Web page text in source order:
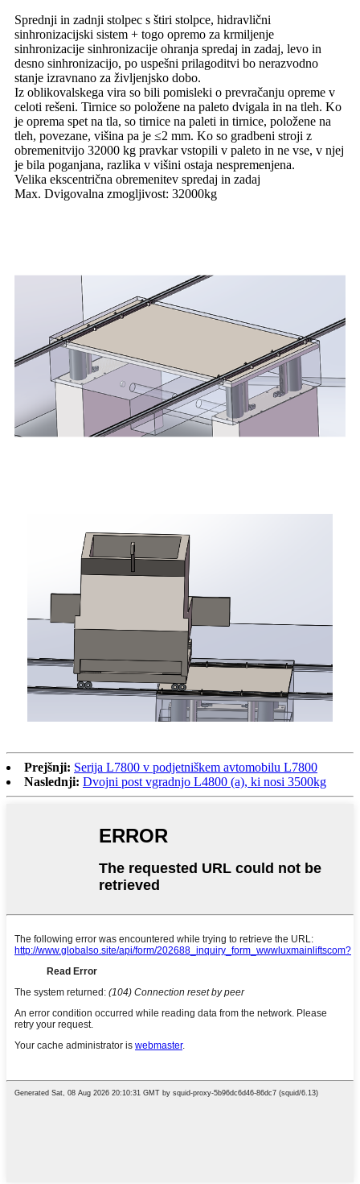
Sprednji in zadnji stolpec s štiri stolpce, hidravlični
sinhronizacijski sistem + togo opremo za krmiljenje
sinhronizacije sinhronizacije ohranja spredaj in zadaj, levo in
desno sinhronizacijo, po uspešni prilagoditvi bo nerazvodno
stanje izravnano za življenjsko dobo.
Iz oblikovalskega vira so bili pomisleki o prevračanju opreme v
celoti rešeni. Tirnice so položene na paleto dvigala in na tleh. Ko
je oprema spet na tla, so tirnice na paleti in tirnice, položene na
tleh, povezane, višina pa je ≤2 mm. Ko so gradbeni stroji z
obremenitvijo 32000 kg pravkar vstopili v paleto in ne vse, v njej
je bila poganjana, razlika v višini ostaja nespremenjena.
Velika ekscentrična obremenitev spredaj in zadaj
Max. Dvigovalna zmogljivost: 32000kg
Prejšnji: Serija L7800 v podjetniškem avtomobilu L7800
Naslednji: Dvojni post vgradnjo L4800 (a), ki nosi 3500kg